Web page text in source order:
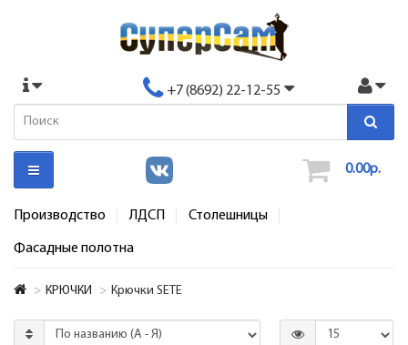
+7 (8692) 22-12-55
0.00р.
Производство ЛДСП Столешницы
Фасадные полотна
КРЮЧКИ Крючки SETE